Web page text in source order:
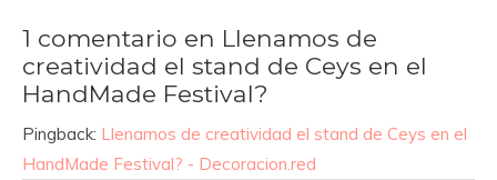
1 comentario en Llenamos de
creatividad el stand de Ceys en el
HandMade Festival?
Pingback: Llenamos de creatividad el stand de Ceys en el
HandMade Festival? - Decoracion.red